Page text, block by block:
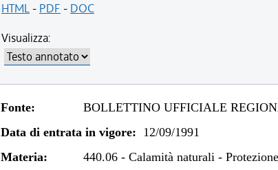
HTML- PDF - DOC
Visualizza:
Fonte:
BOLLETTINO UFFICIALE
Data di entrata in vigore: 12/09/1991
Materia:
440.06 -Calamità naturali -